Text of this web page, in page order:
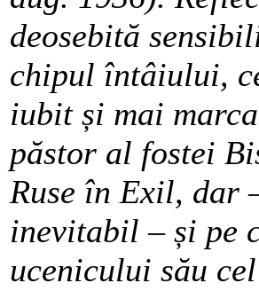
deosebită
chipul întâiului,
iubit și mai
păstor al fostei
Ruse în Exil, dar
inevitabil – și pe
ucenicului său